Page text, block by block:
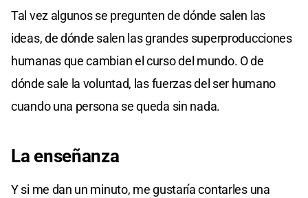
Tal vez algunos se pregunten de dónde salen las
ideas, de dónde salen las grandes superproducciones
humanas que cambian el curso del mundo. O de
dónde sale la voluntad, las fuerzas del ser humano
cuando una persona se queda sin nada.
La enseñanza
Y si me dan un minuto, me gustaría contarles una